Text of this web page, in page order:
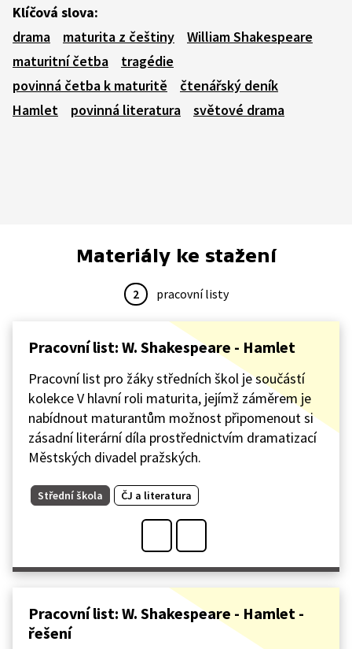
Klíčová slova:
drama
maturita z češtiny
William Shakespeare
maturitní četba
tragédie
povinná četba k maturitě
čtenářský deník
Hamlet
povinná literatura světové drama
Materiály ke stažení
2 pracovní listy
Pracovní list: W. Shakespeare - Hamlet
Pracovní list pro žáky středních škol je součástí
kolekce V hlavní roli maturita, jejímž záměrem je
nabídnout maturantům možnost připomenout si
zásadní literární díla prostřednictvím dramatizací
Městských divadel pražských.
Střední škola ČJ a literatura
Pracovní list: W. Shakespeare - Hamlet -
řešení